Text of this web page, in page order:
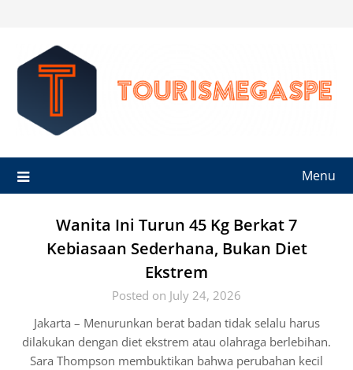
content
Menu
Wanita Ini Turun 45 Kg Berkat 7
Kebiasaan Sederhana, Bukan Diet
Ekstrem
Posted on July 24, 2026
Jakarta – Menurunkan berat badan tidak selalu harus
dilakukan dengan diet ekstrem atau olahraga berlebihan.
Sara Thompson membuktikan bahwa perubahan kecil